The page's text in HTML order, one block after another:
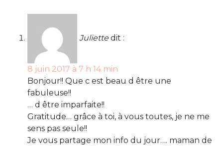
Juliette dit :
8 juin 2017 à 7 h 14 min
Bonjour!! Que c est beau d être une
fabuleuse!!
… d être imparfaite!!
Gratitude… grâce à toi, à vous toutes, je ne me
sens pas seule!!
Je vous partage mon info du jour…. maman de